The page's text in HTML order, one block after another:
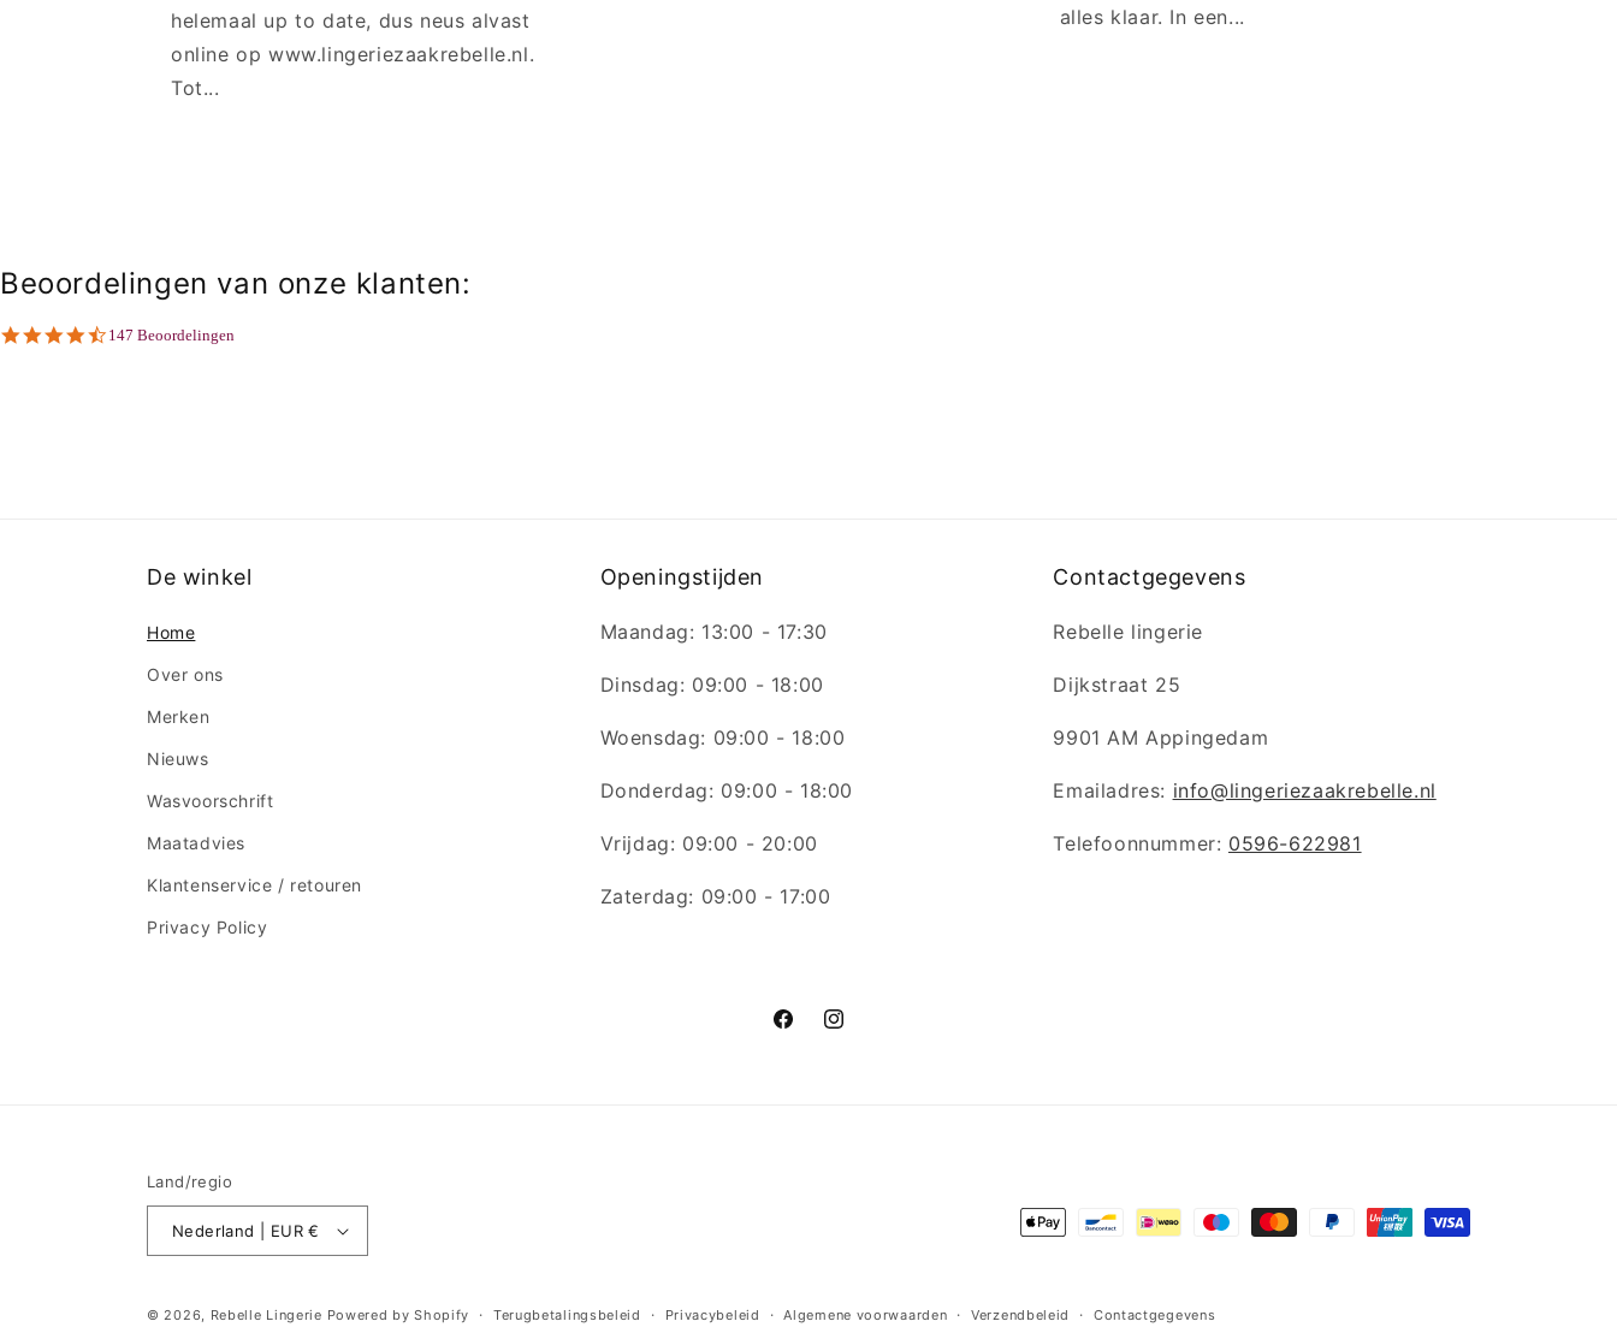
helemaal up to date, dus neus alvast
online op www.lingeriezaakrebelle.nl.
Tot...
alles klaar. In een...
Beoordelingen van onze klanten:
4.6
147 Beoordelingen
De winkel
Home
Over ons
Merken
Nieuws
Wasvoorschrift
Maatadvies
Klantenservice / retouren
Privacy Policy
Openingstijden
Maandag: 13:00 - 17:30
Dinsdag: 09:00 - 18:00
Woensdag: 09:00 - 18:00
Donderdag: 09:00 - 18:00
Vrijdag: 09:00 - 20:00
Zaterdag: 09:00 - 17:00
Contactgegevens
Rebelle lingerie
Dijkstraat 25
9901 AM Appingedam
Emailadres: info@lingeriezaakrebelle.nl
Telefoonnummer: 0596-622981
FacebookInstagram
Land/regio
Nederland | EUR € Betaalmethoden
© 2026, Rebelle Lingerie Powered by Shopify Terugbetalingsbeleid Privacybeleid Algemene voorwaarden Verzendbeleid Contactgegevens